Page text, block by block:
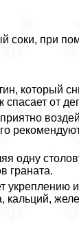
соки, при
который
от
одну
граната.
укреплению
кальций,